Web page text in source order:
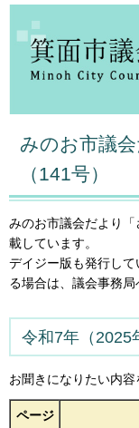
みのお市議
（141号）
みのお市議会だより
載しています。
デイジー版も発行し
る場合は、議会事務局
令和7年（2025
お聞きになりたい内容
ページ